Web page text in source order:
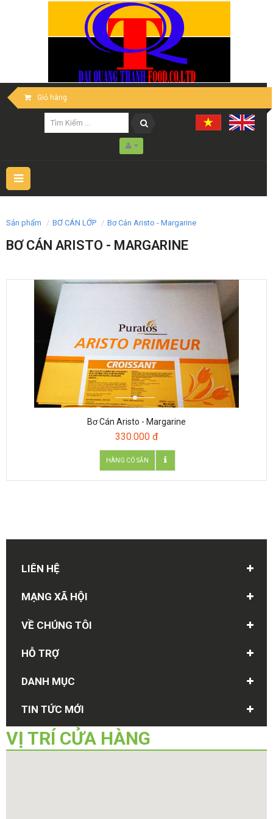
Giỏ hàng
Toggle
navigation
Sản phẩm BƠ CÁN LỚP Bơ Cán Aristo - Margarine
BƠ CÁN ARISTO - MARGARINE
Bơ Cán Aristo - Margarine
330.000 đ
LIÊN HỆ
MẠNG XÃ HỘI
VỀ CHÚNG TÔI
HỖ TRỢ
DANH MỤC
TIN TỨC MỚI
VỊ TRÍ CỬA HÀNG